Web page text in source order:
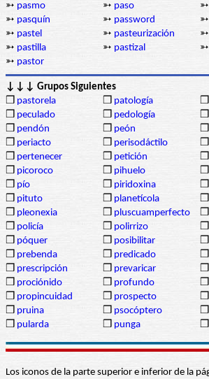
➳ pasmo ➳ paso ➳
➳ pasquín ➳ password ➳
➳ pastel ➳ pasteurización ➳
➳ pastilla ➳ pastizal ➳
➳ pastor
↓↓↓ Grupos Siguientes
❒ pastorela ❒ patología ❒
❒ peculado ❒ pedología ❒
❒ pendón ❒ peón ❒
❒ periacto ❒ perisodáctilo ❒
❒ pertenecer ❒ petición ❒
❒ picoroco ❒ pihuelo ❒
❒ pío ❒ piridoxina ❒
❒ pituto ❒ planetícola ❒
❒ pleonexia ❒ pluscuamperfecto ❒
❒ policía ❒ polirrizo ❒
❒ póquer ❒ posibilitar ❒
❒ prebenda ❒ predicado ❒
❒ prescripción ❒ prevaricar ❒
❒ prociónido ❒ profundo ❒
❒ propincuidad ❒ prospecto ❒
❒ pruina ❒ psocóptero ❒
❒ pularda ❒ punga ❒
Los iconos de la parte superior e inferior de la